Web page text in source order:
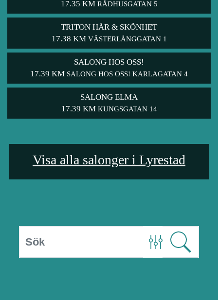
17.35 KM RÅDHUSGATAN 5
TRITON HÅR & SKÖNHET
17.38 KM VÄSTERLÅNGGATAN 1
SALONG HOS OSS!
17.39 KM SALONG HOS OSS! KARLAGATAN 4
SALONG ELMA
17.39 KM KUNGSGATAN 14
Visa alla salonger i Lyrestad